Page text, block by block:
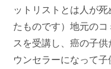
ットリストとは人が
たものです）地元の
スを受講し、癌の子
ウンセラーになって